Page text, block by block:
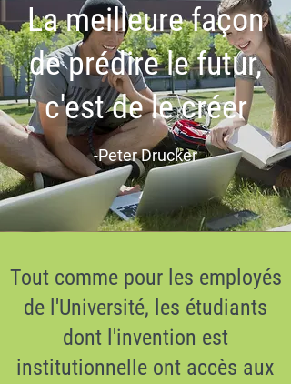
La meilleure façon
de prédire le futur,
c'est de le créer
-Peter Drucker
Tout comme pour les employés
de l'Université, les étudiants
dont l'invention est
institutionnelle ont accès aux